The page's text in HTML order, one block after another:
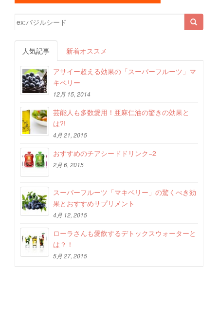
検索結果:
人気記事 新着オススメ
アサイー超える効果の「スーパーフルーツ」マ
キベリー
12月 15, 2014
芸能人も多数愛用！亜麻仁油の驚きの効果と
は?!
4月 21, 2015
おすすめのチアシードドリンク−2
2月 6, 2015
スーパーフルーツ「マキベリー」の驚くべき効
果とおすすめサプリメント
4月 12, 2015
ローラさんも愛飲するデトックスウォーターと
は？！
5月 27, 2015